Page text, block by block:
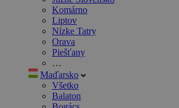
Komárno
Liptov
Nízke Tatry
Orava
Piešťany
…
Maďarsko
Všetko
Balaton